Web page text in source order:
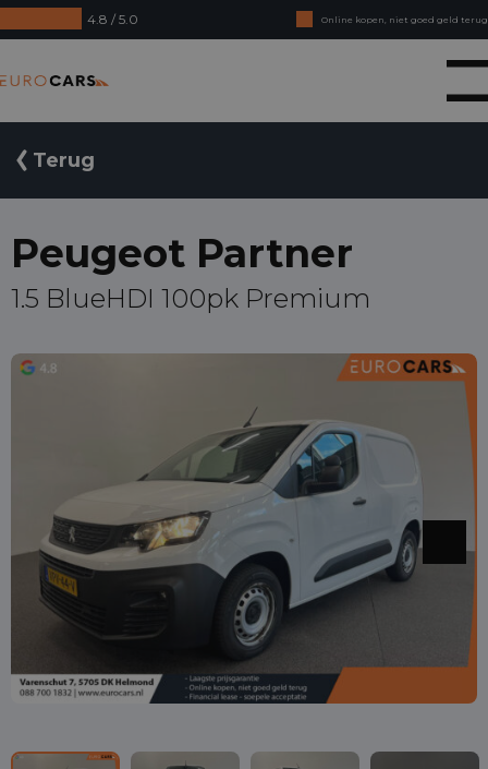
4.8 / 5.0
Online kopen, niet goed geld terug
Financial lease - Soepele acceptatie
Terug
Peugeot Partner
1.5 BlueHDI 100pk Premium